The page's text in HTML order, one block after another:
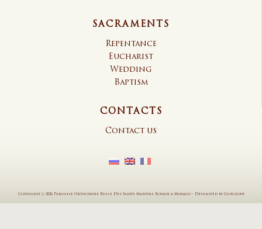
SACRAMENTS
Repentance
Eucharist
Wedding
Baptism
CONTACTS
Contact us
Copyright © 2026 Paroisse Orthodoxe Russe Des Saints Martyrs Royaux à Monaco – Developed by Gorizont